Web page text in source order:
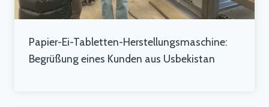
Papier-Ei-Tabletten-Herstellungsmaschine:
Begrüßung eines Kunden aus Usbekistan